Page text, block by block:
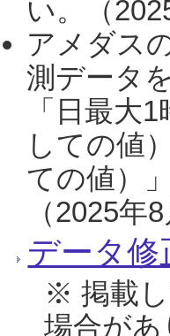
い。（
アメダス
測データ
「日最大
しての値
ての値）
（2025年
データ
※ 掲載
場合が